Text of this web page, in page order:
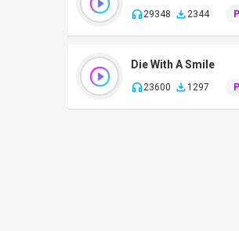
29348 2344
Die With A Smile
23600 1297